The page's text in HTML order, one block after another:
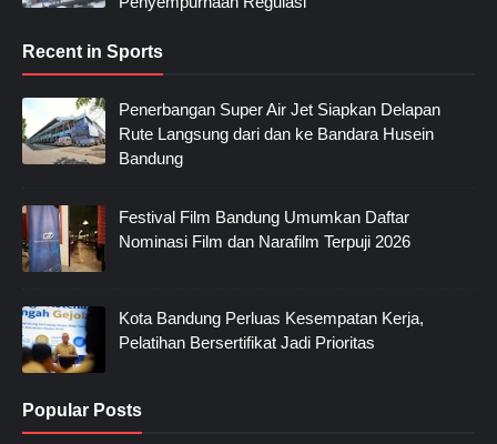
Recent in Sports
Penerbangan Super Air Jet Siapkan Delapan
Rute Langsung dari dan ke Bandara Husein
Bandung
Festival Film Bandung Umumkan Daftar
Nominasi Film dan Narafilm Terpuji 2026
Kota Bandung Perluas Kesempatan Kerja,
Pelatihan Bersertifikat Jadi Prioritas
Popular Posts